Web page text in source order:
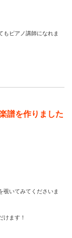
もピアノ講師になれま
譜を作りました
覗いてみてくださいま
けます！